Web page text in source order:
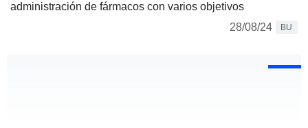
administración de fármacos con varios objetivos
28/08/24
BU